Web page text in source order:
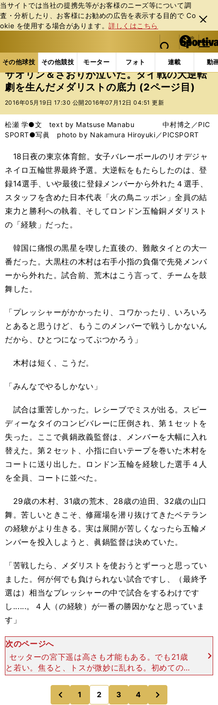
当サイトでは当社の提携先等がお客様のニーズ等について調
査・分析したり、お客様にお勧めの広告を表⽰する⽬的で Co
okie を使⽤する場合があります。詳しくはこちら
閉じ
る
web Sportiva (webスポルティーバ)
検索
マイペ
ー
ジ
メニュ
その他球技 その他競技 モーター フォト 連載 動
ス
ポ
ル
バ
その他球技の記事一覧 バレー サオリン＆さおりが
サオリン＆さおりが泣いた。タイ戦の大逆転
劇を生んだメダリストの底力 (2ページ目)
2016年05月19日 17:30 公開 2016年07月12日 04:51 更新
松瀬 学●文 text by Matsuse Manabu 中村博之／PIC
SPORT●写眞 photo by Nakamura Hiroyuki／PICSPORT
18日夜の東京体育館。女子バレーボールのリオデジャ
ネイロ五輪世界最終予選。大逆転をもたらしたのは、登
録14選手、いや最後に登録メンバーから外れた４選手、
スタッフを含めた日本代表「火の鳥ニッポン」全員の結
束力と勝利への執着、そしてロンドン五輪銅メダリスト
の「経験」だった。
韓国に痛恨の黒星を喫した直後の、難敵タイとの大一
番だった。大黒柱の木村は右手小指の負傷で先発メンバ
ーから外れた。試合前、荒木はこう言って、チームを鼓
舞した。
「プレッシャーがかかったり、コワかったり、いろいろ
とあると思うけど、もうこのメンバーで戦うしかないん
だから、ひとつになってぶつかろう」
木村は短く、こうだ。
「みんなでやるしかない」
試合は重苦しかった。レシーブでミスが出る。スピー
ディーなタイのコンビバレーに圧倒され、第１セットを
失った。ここで眞鍋政義監督は、メンバーを大幅に入れ
替えた。第２セット、小指に白いテープを巻いた木村を
コートに送り出した。ロンドン五輪を経験した選手４人
を全員、コートに並べた。
29歳の木村、31歳の荒木、28歳の迫田、32歳の山口
舞。苦しいときこそ、修羅場を潜り抜けてきたベテラン
の経験がより生きる。実は展開が苦しくなったら五輪メ
ンバーを投入しようと、眞鍋監督は決めていた。
「苦戦したら、メダリストを使おうとずーっと思ってい
ました。何が何でも負けられない試合ですし、（最終予
選は）相当なプレッシャーの中で試合をするわけです
し......。４人（の経験）が一番の勝因かなと思っていま
す」
次のページへ
セッターの宮下遥は高さも才能もある。でも21歳
と若い。焦ると、トスが微妙に乱れる。初めての五
輪最終予選。「実は３セット目ぐらいから、手がず
っと震えていました」と宮下は打ち明けた。「初め
ての経験でし
前
のページへ
1 2 3 4
のページへ